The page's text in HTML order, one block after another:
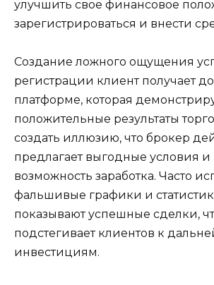
улучшить свое финансовое
зарегистрироваться и внести
Создание ложного ощущения
регистрации клиент получает
платформе, которая
положительные результаты
создать иллюзию, что брокер
предлагает выгодные условия
возможность заработка. Часто
фальшивые графики и
показывают успешные сделки,
подстегивает клиентов к
инвестициям.